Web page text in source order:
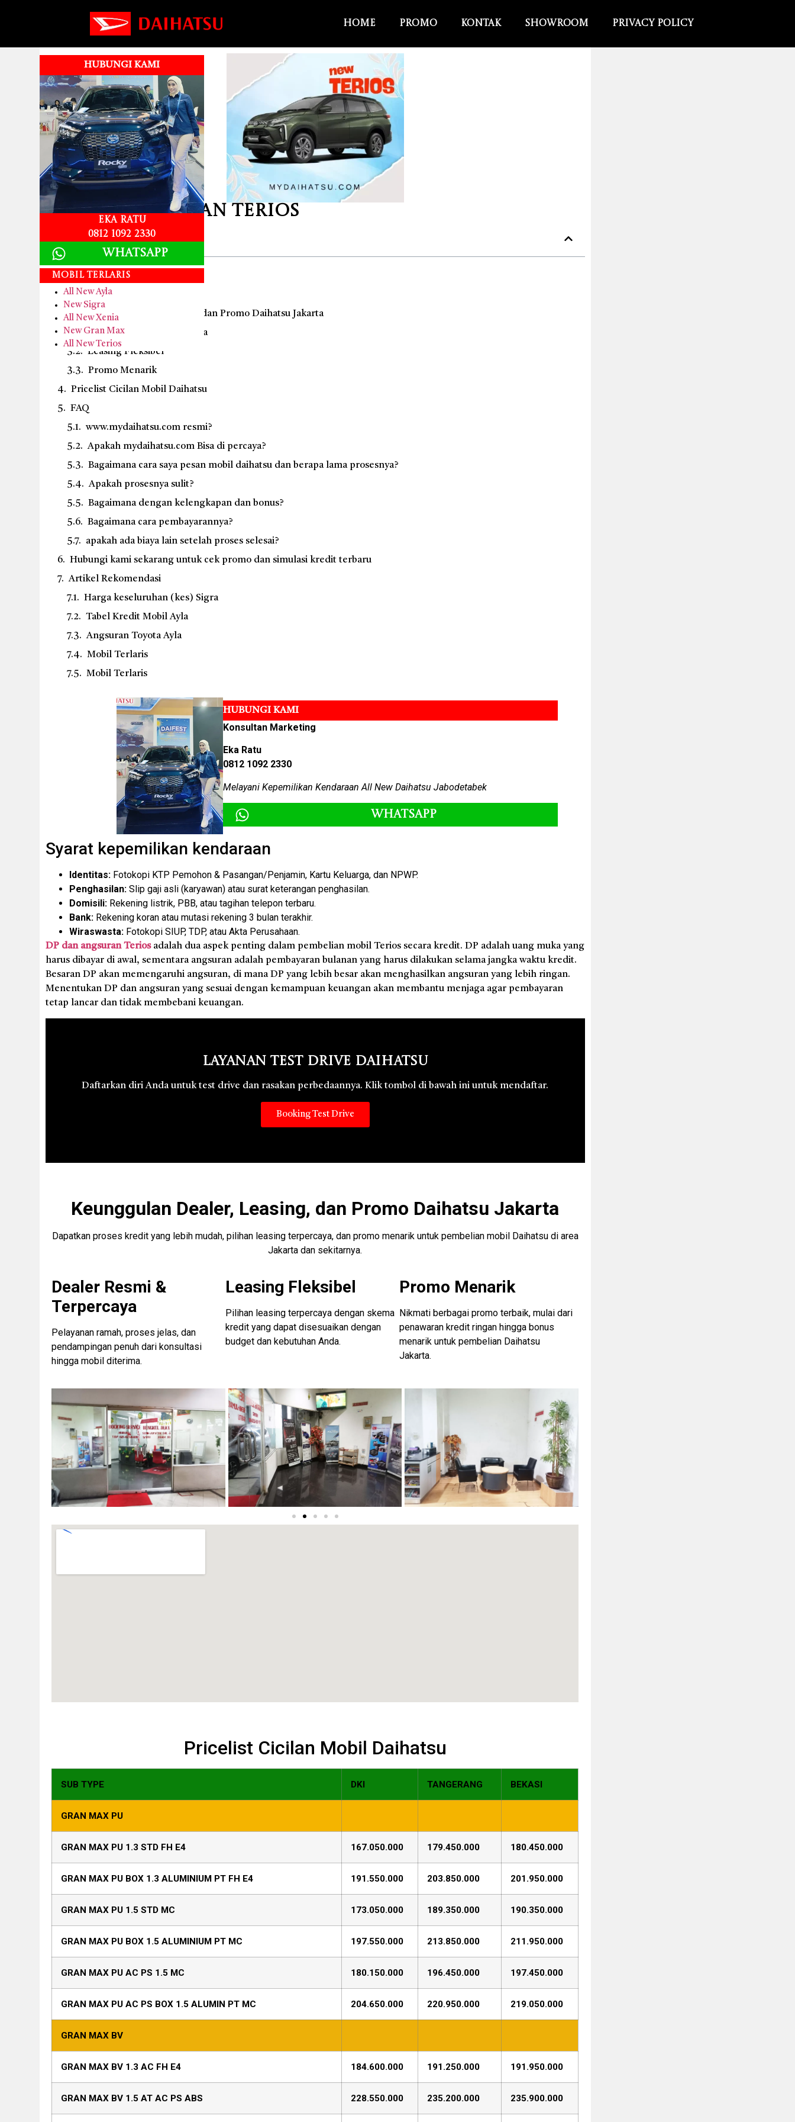
Home Promo Kontak Showroom Privacy Policy
DP dan angsuran Terios
Table of Contents
Syarat kepemilikan kendaraan
Layanan Test Drive Daihatsu
Keunggulan Dealer, Leasing, dan Promo Daihatsu Jakarta
Dealer Resmi & Terpercaya
Leasing Fleksibel
Promo Menarik
Pricelist Cicilan Mobil Daihatsu
FAQ
www.mydaihatsu.com resmi?
Apakah mydaihatsu.com Bisa di percaya?
Bagaimana cara saya pesan mobil daihatsu dan berapa lama prosesnya?
Apakah prosesnya sulit?
Bagaimana dengan kelengkapan dan bonus?
Bagaimana cara pembayarannya?
apakah ada biaya lain setelah proses selesai?
Hubungi kami sekarang untuk cek promo dan simulasi kredit terbaru
Artikel Rekomendasi
Harga keseluruhan (kes) Sigra
Tabel Kredit Mobil Ayla
Angsuran Toyota Ayla
Mobil Terlaris
Mobil Terlaris
HUBUNGI KAMI
Konsultan Marketing
Eka Ratu
0812 1092 2330
Melayani Kepemilikan Kendaraan All New Daihatsu Jabodetabek
Whatsapp
Syarat kepemilikan kendaraan
Identitas: Fotokopi KTP Pemohon & Pasangan/Penjamin, Kartu Keluarga, dan NPWP.
Penghasilan: Slip gaji asli (karyawan) atau surat keterangan penghasilan.
Domisili: Rekening listrik, PBB, atau tagihan telepon terbaru.
Bank: Rekening koran atau mutasi rekening 3 bulan terakhir.
Wiraswasta: Fotokopi SIUP, TDP, atau Akta Perusahaan.
DP dan angsuran Teriosadalah dua aspek penting dalam pembelian mobil Terios secara kredit. DP adalah uang muka yang
harus dibayar di awal, sementara angsuran adalah pembayaran bulanan yang harus dilakukan selama jangka waktu kredit.
Besaran DP akan memengaruhi angsuran, di mana DP yang lebih besar akan menghasilkan angsuran yang lebih ringan.
Menentukan DP dan angsuran yang sesuai dengan kemampuan keuangan akan membantu menjaga agar pembayaran
tetap lancar dan tidak membebani keuangan.
Layanan Test Drive Daihatsu
Daftarkan diri Anda untuk test drive dan rasakan perbedaannya. Klik tombol di bawah ini untuk mendaftar.
Booking Test Drive
Keunggulan Dealer, Leasing, dan Promo Daihatsu Jakarta
Dapatkan proses kredit yang lebih mudah, pilihan leasing terpercaya, dan promo menarik untuk pembelian mobil Daihatsu di area
Jakarta dan sekitarnya.
Dealer Resmi &
Terpercaya
Pelayanan ramah, proses jelas, dan
pendampingan penuh dari konsultasi
hingga mobil diterima.
Leasing Fleksibel
Pilihan leasing terpercaya dengan skema
kredit yang dapat disesuaikan dengan
budget dan kebutuhan Anda.
Promo Menarik
Nikmati berbagai promo terbaik, mulai dari
penawaran kredit ringan hingga bonus
menarik untuk pembelian Daihatsu
Jakarta.
Pricelist Cicilan Mobil Daihatsu
SUB TYPE DKI TANGERANG BEKASI
GRAN MAX PU
GRAN MAX PU 1.3 STD FH E4 167.050.000 179.450.000 180.450.000
GRAN MAX PU BOX 1.3 ALUMINIUM PT FH E4 191.550.000 203.850.000 201.950.000
GRAN MAX PU 1.5 STD MC 173.050.000 189.350.000 190.350.000
GRAN MAX PU BOX 1.5 ALUMINIUM PT MC 197.550.000 213.850.000 211.950.000
GRAN MAX PU AC PS 1.5 MC 180.150.000 196.450.000 197.450.000
GRAN MAX PU AC PS BOX 1.5 ALUMIN PT MC 204.650.000 220.950.000 219.050.000
GRAN MAX BV
GRAN MAX BV 1.3 AC FH E4 184.600.000 191.250.000 191.950.000
GRAN MAX BV 1.5 AT AC PS ABS 228.550.000 235.200.000 235.900.000
HUBUNGI KAMI
Eka Ratu
0812 1092 2330
Whatsapp
Mobil Terlaris
All New Ayla
New Sigra
All New Xenia
New Gran Max
All New Terios